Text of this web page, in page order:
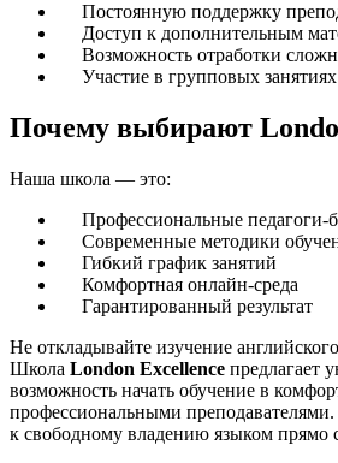
Постоянную поддержку
Доступ к дополнительным
Возможность отработки
Участие в групповых занятиях
Почему выбирают
Наша школа — это:
Профессиональные педагоги-
Современные методики
Гибкий график занятий
Комфортная онлайн-среда
Гарантированный результат
Не откладывайте изучение
Школа London Excellence предлагает
возможность начать обучение в
профессиональными
к свободному владению языком прямо